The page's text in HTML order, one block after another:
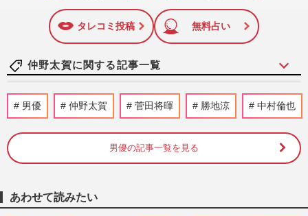
特に関心の高い題材の記事を、WEB向けにリライトして配信
しています！
に追加
タレコミ投稿 無料占い
仲野太賀に関する記事一覧
NHK大河に『豊臣兄弟！』サブタイトル
に昭和の“遊び心”か「ビートたけしも出て
週刊女性PRIME 2026/5/31
ングTOP10》『あんぱん』北村匠海、『あ
さが来た』玉木宏らを抑え…
男優 仲野太賀 菅田将暉 勝地涼 中村倫也
男優の記事一覧を見る
あわせて読みたい